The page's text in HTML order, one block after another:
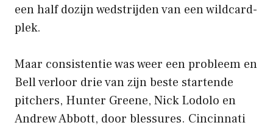
een half dozijn wedstrijden van een wildcard-
plek.
Maar consistentie was weer een probleem en
Bell verloor drie van zijn beste startende
pitchers, Hunter Greene, Nick Lodolo en
Andrew Abbott, door blessures. Cincinnati